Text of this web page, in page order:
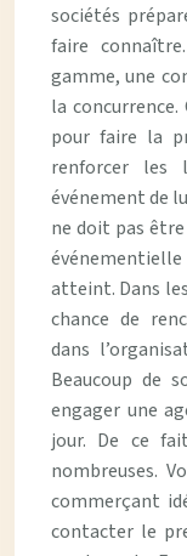
sociétés
faire
gamme, une
la
pour faire la
renforcer les
événement de
ne doit pas être
atteint. Dans
chance de
dans
Beaucoup de
engager une
jour. De ce
nombreuses.
commerçant
contacter le